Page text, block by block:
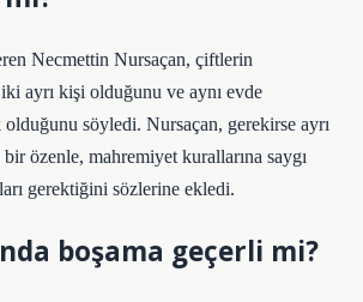
Necmettin Nursaçan, çiftlerin
ayrı kişi olduğunu ve aynı evde
olduğunu söyledi. Nursaçan, gerekirse ayrı
özenle, mahremiyet kurallarına saygı
gerektiğini sözlerine ekledi.
boşama geçerli mi?